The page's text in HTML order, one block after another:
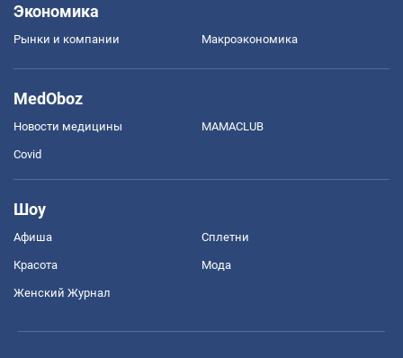
Экономика
Рынки и компании Mакроэкономика
MedOboz
Новости медицины MAMACLUB
Covid
Шоу
Афиша Сплетни
Красота Мода
Женский Журнал